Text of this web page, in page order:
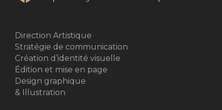
Direction Artistique
Stratégie de communication
Création d’identité visuelle
Édition et mise en page
Design graphique
& Illustration